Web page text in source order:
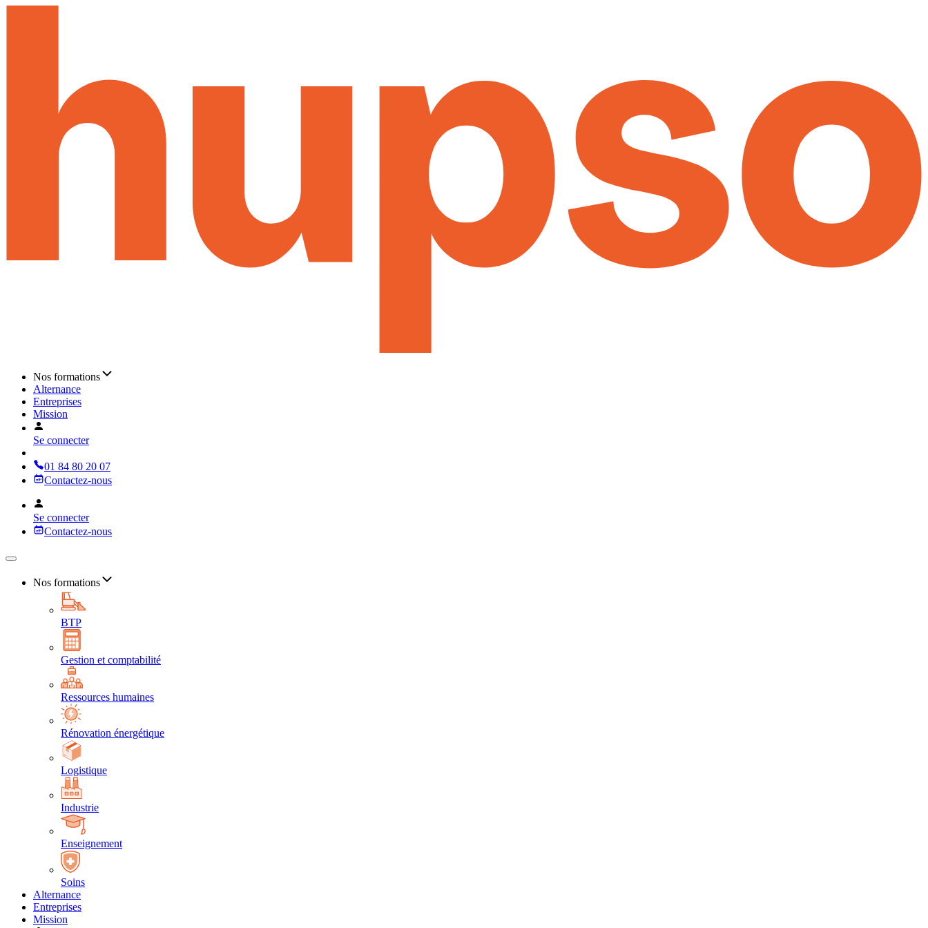
Nos formations
Alternance
Entreprises
Mission
Se connecter
01 84 80 20 07
Contactez-nous
Se connecter
Contactez-nous
Nos formations
BTP
Gestion et comptabilité
Ressources humaines
Rénovation énergétique
Logistique
Industrie
Enseignement
Soins
Alternance
Entreprises
Mission